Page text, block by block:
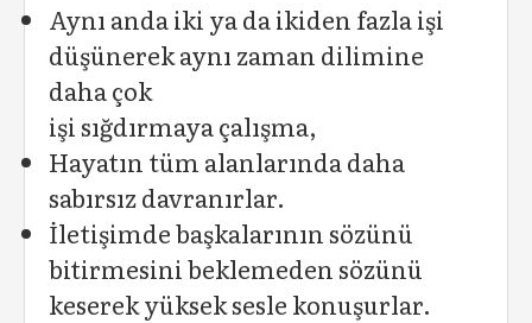
Aynı anda iki ya da ikiden fazla işi
düşünerek aynı zaman dilimine
daha çok
işi sığdırmaya çalışma,
Hayatın tüm alanlarında daha
sabırsız davranırlar.
İletişimde başkalarının sözünü
bitirmesini beklemeden sözünü
keserek yüksek sesle konuşurlar.